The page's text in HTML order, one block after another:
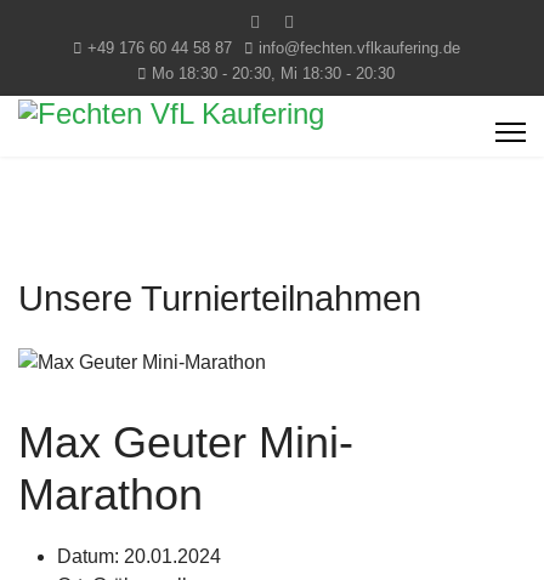
+49 176 60 44 58 87
info@fechten.vflkaufering.de
Mo 18:30 - 20:30, Mi 18:30 - 20:30
Unsere Turnierteilnahmen
Max Geuter Mini-
Marathon
Datum: 20.01.2024